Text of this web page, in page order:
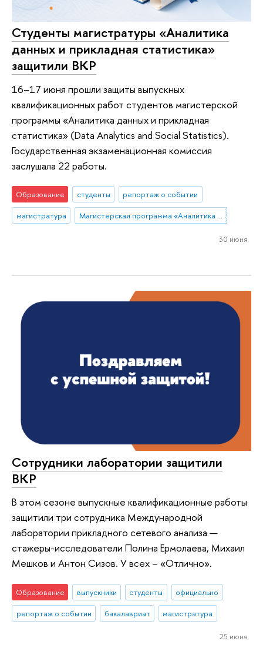
Студенты магистратуры «Аналитика
данных и прикладная статистика»
защитили ВКР
16–17 июня прошли защиты выпускных
квалификационных работ студентов магистерской
программы «Аналитика данных и прикладная
статистика» (Data Analytics and Social Statistics).
Государственная экзаменационная комиссия
заслушала 22 работы.
Образование студенты
репортаж о событии
магистратура
Магистерская программа «Аналитика данных и прикладная статистика / Data Analytics and Social Statistics»
30 июня
Сотрудники лаборатории защитили
ВКР
В этом сезоне выпускные квалификационные работы
защитили три сотрудника Международной
лаборатории прикладного сетевого анализа —
стажеры-исследователи Полина Ермолаева, Михаил
Мешков и Антон Сизов. У всех – «Отлично».
Образование выпускники студенты
официально
репортаж о событии
бакалавриат магистратура
25 июня